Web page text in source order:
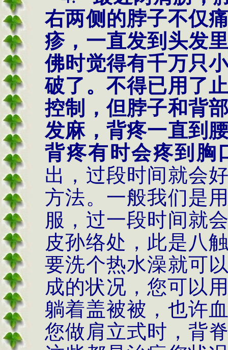
右两侧的脖子不仅
疹，一直发到头发
佛时觉得有千万只
破了。不得已用了
控制，但脖子和背
发麻，背疼一直到
背疼有时会疼到胸
出，过段时间就会
方法。一般我们是
服，过一段时间就
皮孙络处，此是八
要洗个热水澡就可
成的状况，您可以
躺着盖被被，也许
您做肩立式时，背